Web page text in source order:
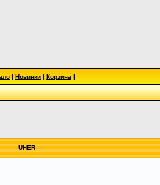
| Новинки | Корзина |
UHER